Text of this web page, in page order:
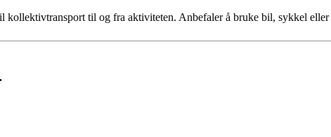
kollektivtransport til og fra aktiviteten. Anbefaler å bruke bil, sykkel